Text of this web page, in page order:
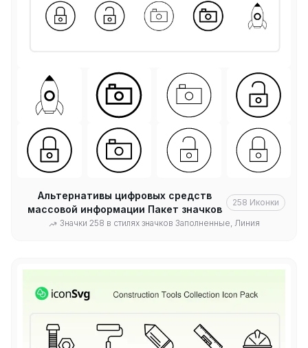
Альтернативы цифровых средств
массовой информации Пакет значков
258 Иконки
Значки 258 в стилях значков Заполненные, Линия